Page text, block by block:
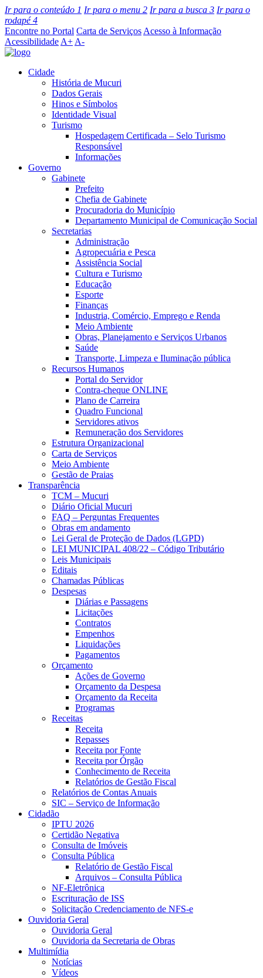
Ir para o conteúdo 1 Ir para o menu 2 Ir para a busca 3 Ir para o
rodapé4
Encontre no Portal Carta de Serviços Acesso à Informação
Acessibilidade A+ A-
Cidade
História de Mucuri
Dados Gerais
Hinos e Símbolos
Identidade Visual
Turismo
Hospedagem Certificada – Selo Turismo
Responsável
Informações
Governo
Gabinete
Prefeito
Chefia de Gabinete
Procuradoria do Município
Departamento Municipal de Comunicação Social
Secretarias
Administração
Agropecuária e Pesca
Assistência Social
Cultura e Turismo
Educação
Esporte
Finanças
Industria, Comércio, Emprego e Renda
Meio Ambiente
Obras, Planejamento e Serviços Urbanos
Saúde
Transporte, Limpeza e Iluminação pública
Recursos Humanos
Portal do Servidor
Contra-cheque ONLINE
Plano de Carreira
Quadro Funcional
Servidores ativos
Remuneração dos Servidores
Estrutura Organizacional
Carta de Serviços
Meio Ambiente
Gestão de Praias
Transparência
TCM – Mucuri
Diário Oficial Mucuri
FAQ – Perguntas Frequentes
Obras em andamento
Lei Geral de Proteção de Dados (LGPD)
LEI MUNICIPAL 408/22 – Código Tributário
Leis Municipais
Editais
Chamadas Públicas
Despesas
Diárias e Passagens
Licitações
Contratos
Empenhos
Liquidações
Pagamentos
Orçamento
Ações de Governo
Orçamento da Despesa
Orçamento da Receita
Programas
Receitas
Receita
Repasses
Receita por Fonte
Receita por Órgão
Conhecimento de Receita
Relatórios de Gestão Fiscal
Relatórios de Contas Anuais
SIC – Serviço de Informação
Cidadão
IPTU 2026
Certidão Negativa
Consulta de Imóveis
Consulta Pública
Relatório de Gestão Fiscal
Arquivos – Consulta Pública
NF-Eletrônica
Escrituração de ISS
Solicitação Credenciamento de NFS-e
Ouvidoria Geral
Ouvidoria Geral
Ouvidoria da Secretaria de Obras
Multimídia
Notícias
Vídeos